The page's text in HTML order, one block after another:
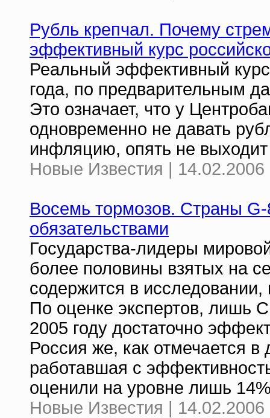
Рубль крепчал. Почему
эффективный курс
Реальный эффективный
года, по предварительным
Это означает, что у
одновременно не давать
инфляцию, опять не выходит
Новые Известия | 14.02.2006
Восемь тормозов. Страны
обязательствами
Государства-лидеры
более половины взятых на
содержится в
По оценке экспертов, лишь
2005 году достаточно
Россия же, как отмечается
работавшая с
оценили на уровне лишь
Новые Известия | 14.02.2006